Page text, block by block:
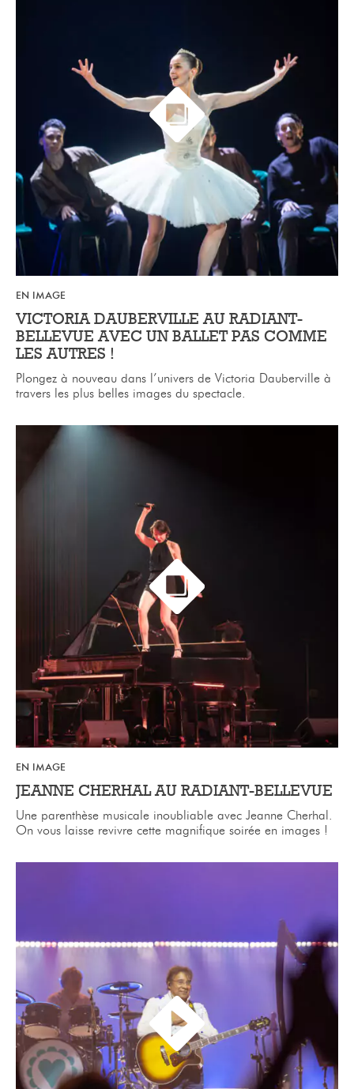
EN IMAGE
VICTORIA DAUBERVILLE AU RADIANT-
BELLEVUE AVEC UN BALLET PAS COMME
LES AUTRES !
Plongez à nouveau dans l’univers de Victoria Dauberville à
travers les plus belles images du spectacle.
EN IMAGE
JEANNE CHERHAL AU RADIANT-BELLEVUE
Une parenthèse musicale inoubliable avec Jeanne Cherhal.
On vous laisse revivre cette magnifique soirée en images !